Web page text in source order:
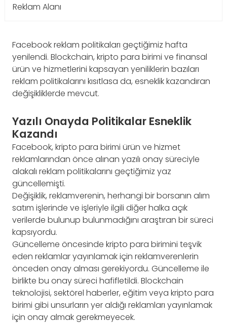
Reklam Alanı
Facebook reklam politikaları geçtiğimiz hafta
yenilendi. Blockchain, kripto para birimi ve finansal
ürün ve hizmetlerini kapsayan yeniliklerin bazıları
reklam politikalarını kısıtlasa da, esneklik kazandıran
değişikliklerde mevcut.
Yazılı Onayda Politikalar Esneklik
Kazandı
Facebook, kripto para birimi ürün ve hizmet
reklamlarından önce alınan yazılı onay süreciyle
alakalı reklam politikalarını geçtiğimiz yaz
güncellemişti.
Değişiklik, reklamverenin, herhangi bir borsanın alım
satım işlerinde ve işleriyle ilgili diğer halka açık
verilerde bulunup bulunmadığını araştıran bir süreci
kapsıyordu.
Güncelleme öncesinde kripto para birimini teşvik
eden reklamlar yayınlamak için reklamverenlerin
önceden onay alması gerekiyordu. Güncelleme ile
birlikte bu onay süreci hafifletildi. Blockchain
teknolojisi, sektörel haberler, eğitim veya kripto para
birimi gibi unsurların yer aldığı reklamları yayınlamak
için onay almak gerekmeyecek.